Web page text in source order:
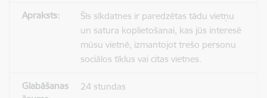
Šīs sīkdatnes ir paredzētas tādu vietņu
un satura koplietošanai, kas jūs interesē
mūsu vietnē, izmantojot trešo personu
sociālos tīklus vai citas vietnes.
24 stundas